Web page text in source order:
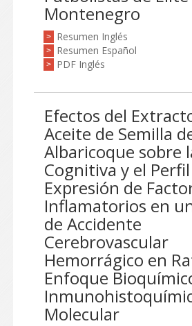
Montenegro
> Resumen Inglés
> Resumen Español
> PDF Inglés
Efectos del
Aceite de Semilla
Albaricoque sobre
Cognitiva y el
Expresión de
Inflamatorios en
de Accidente
Cerebrovascular
Hemorrágico en
Enfoque
Molecular